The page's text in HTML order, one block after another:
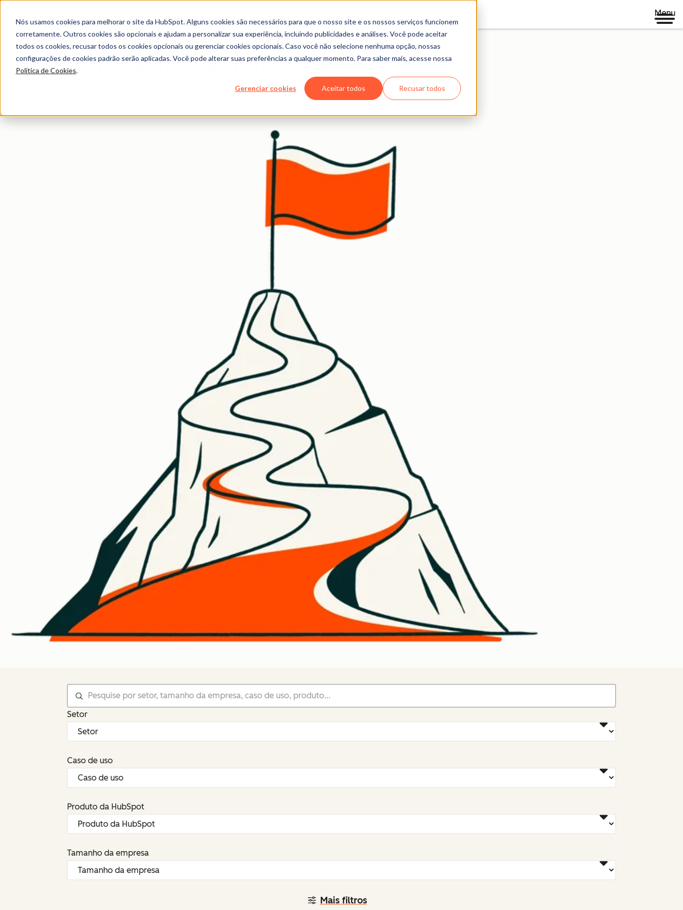
Nós usamos cookies para melhorar o site da HubSpot. Alguns cookies são necessários para que o nosso site e os nossos serviços funcionem
corretamente. Outros cookies são opcionais e ajudam a personalizar sua experiência, incluindo publicidades e análises. Você pode aceitar
todos os cookies, recusar todos os cookies opcionais ou gerenciar cookies opcionais. Caso você não selecione nenhuma opção, nossas
configurações de cookies padrão serão aplicadas. Você pode alterar suas preferências a qualquer momento. Para saber mais, acesse nossa
Política de Cookies.
Gerenciar cookies Aceitar todos Recusar todos
Menu
Página principal dos estudos de caso
Explore todas as nossas histórias de clientes.
Saiba como empresas como a sua tiveram resultados impressionantes com as ferramentas e soluções da HubSpot.
Mais filtros
Setor
Caso de uso
Produto da HubSpot
Tamanho da empresa